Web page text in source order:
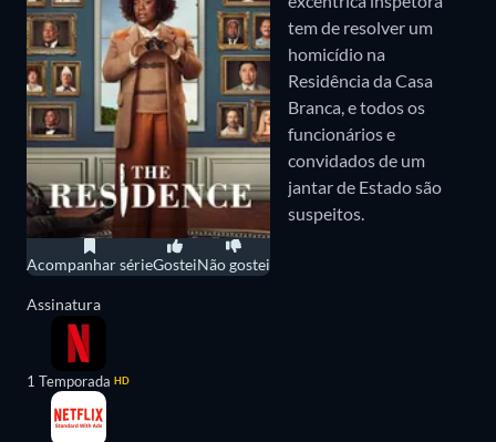
Acompanhar sérieGosteiNão gostei
tem de resolver um
homicídio na
Residência da Casa
Branca, e todos os
funcionários e
convidados de um
jantar de Estado são
suspeitos.
Assinatura
1 Temporada HD